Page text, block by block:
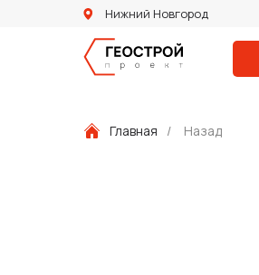
Нижний Новгород
Главная / Назад